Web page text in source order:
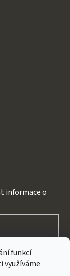
funkcí
využíváme
informace o
údajů